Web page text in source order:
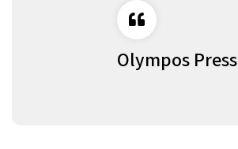
Olympos Press